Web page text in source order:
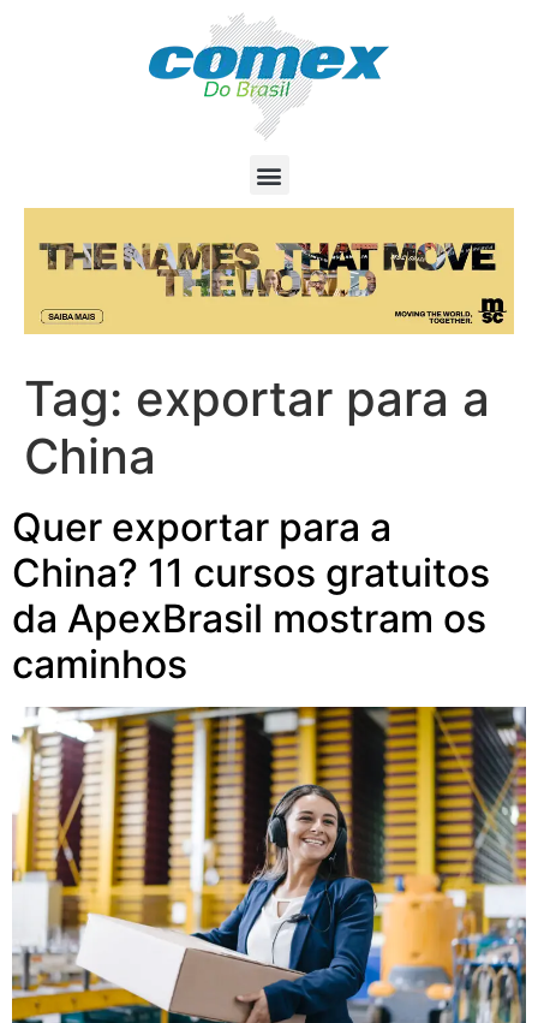
Tag: exportar para a
China
Quer exportar para a
China? 11 cursos gratuitos
da ApexBrasil mostram os
caminhos